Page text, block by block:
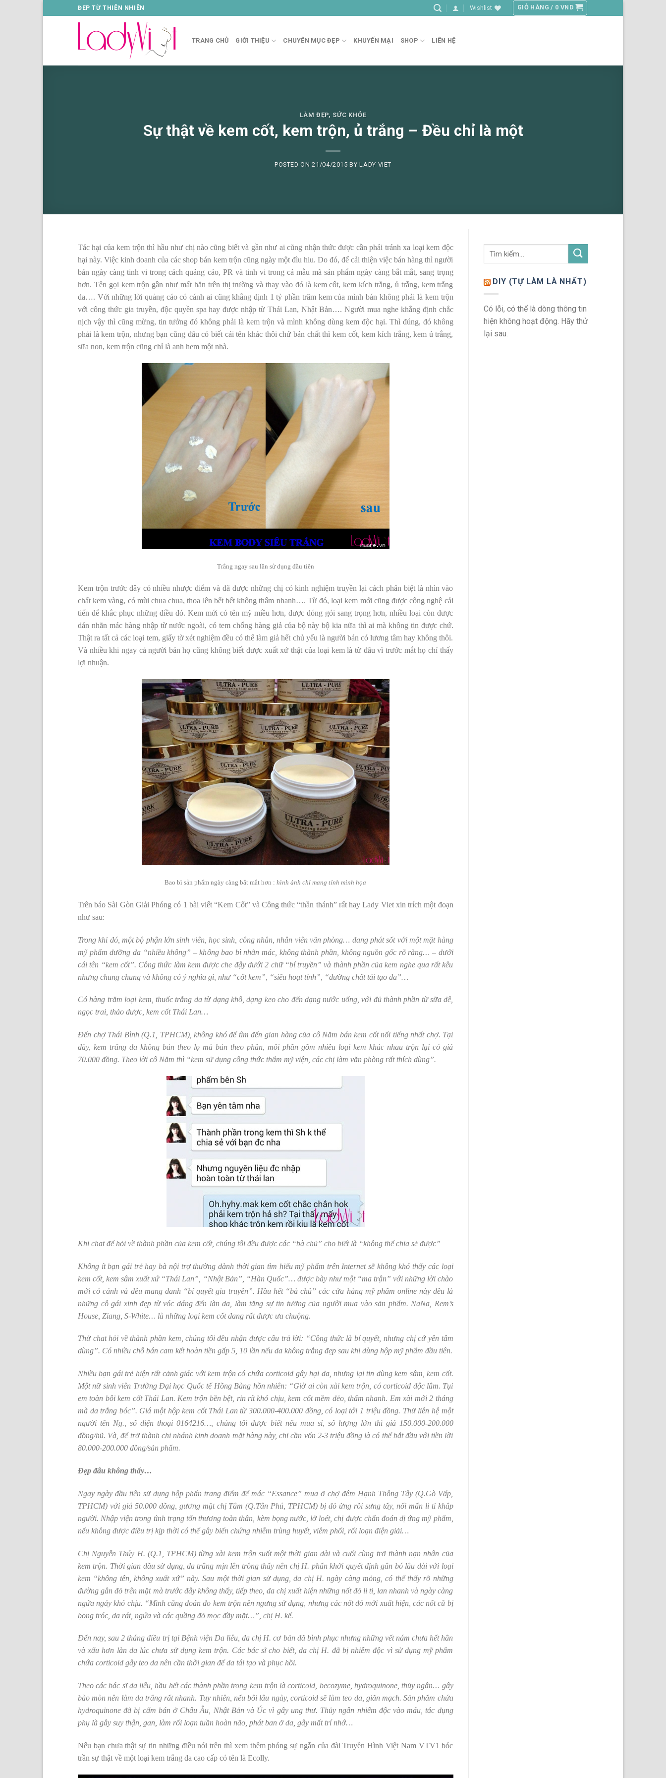
to
ĐEP TỪ THIÊN NHIÊN Wishlist GIỎ HÀNG / 0 VND
TRANG CHỦ GIỚI THIỆU CHUYÊN MỤC ĐẸP KHUYẾN MẠI SHOP LIÊN HỆ
LÀM ĐẸP, SỨC KHỎE
Sự thật về kem cốt, kem trộn, ủ trắng – Đều chỉ là một
POSTED ON21/04/2015 BYLADY VIET
Tác hại của kem trộn thì hầu như chị nào cũng biết và gần như ai cũng nhận thức được cần phải tránh xa loại kem độc
hại này. Việc kinh doanh của các shop bán kem trộn cũng ngày một đìu hiu. Do đó, để cải thiện việc bán hàng thì người
bán ngày càng tinh vi trong cách quảng cáo, PR và tinh vi trong cả mẫu mã sản phẩm ngày càng bắt mắt, sang trọng
hơn. Tên gọi kem trộn gần như mất hẳn trên thị trường và thay vào đó là kem cốt, kem kích trắng, ủ trắng, kem trắng
da…. Với những lời quảng cáo có cánh ai cũng khẳng định 1 tỷ phần trăm kem của mình bán không phải là kem trộn
với công thức gia truyền, độc quyền spa hay được nhập từ Thái Lan, Nhật Bản…. Người mua nghe khẳng định chắc
nịch vậy thì cũng mừng, tin tưởng đó không phải là kem trộn và mình không dùng kem độc hại. Thì đúng, đó không
phải là kem trộn, nhưng bạn cũng đâu có biết cái tên khác thôi chứ bản chất thì kem cốt, kem kích trắng, kem ủ trắng,
sữa non, kem trộn cũng chỉ là anh hem một nhà.
Trắng ngay sau lần sử dụng đầu tiên
Kem trộn trước đây có nhiều nhược điểm và đã được những chị có kinh nghiệm truyền lại cách phân biệt là nhìn vào
chất kem vàng, có mùi chua chua, thoa lên bết bết không thấm nhanh…. Từ đó, loại kem mới cũng được công nghệ cải
tiến để khắc phục những điều đó. Kem mới có tên mỹ miều hơn, được đóng gói sang trọng hơn, nhiều loại còn được
dán nhãn mác hàng nhập từ nước ngoài, có tem chống hàng giả của bộ này bộ kia nữa thì ai mà không tin được chứ.
Thật ra tất cả các loại tem, giấy tờ xét nghiệm đều có thể làm giả hết chủ yếu là người bán có lương tâm hay không thôi.
Và nhiều khi ngay cả người bán họ cũng không biết được xuất xứ thật của loại kem là từ đâu vì trước mắt họ chỉ thấy
lợi nhuận.
Bao bì sản phẩm ngày càng bắt mắt hơn : hình ảnh chỉ mang tính minh họa
Trên báo Sài Gòn Giải Phóng có 1 bài viết “Kem Cốt” và Công thức “thần thánh” rất hay Lady Viet xin trích một đoạn
như sau:
Trong khi đó, một bộ phận lớn sinh viên, học sinh, công nhân, nhân viên văn phòng… đang phát sốt với một mặt hàng
mỹ phẩm dưỡng da “nhiều không” – không bao bì nhãn mác, không thành phần, không nguồn gốc rõ ràng… – dưới
cái tên “kem cốt”. Công thức làm kem được che đậy dưới 2 chữ “bí truyền” và thành phần của kem nghe qua rất kêu
nhưng chung chung và không có ý nghĩa gì, như “cốt kem”, “siêu hoạt tính”, “dưỡng chất tái tạo da”…
Có hàng trăm loại kem, thuốc trắng da từ dạng khô, dạng keo cho đến dạng nước uống, với đủ thành phần từ sữa dê,
ngọc trai, thảo dược, kem cốt Thái Lan…
Đến chợ Thái Bình (Q.1, TPHCM), không khó để tìm đến gian hàng của cô Năm bán kem cốt nổi tiếng nhất chợ. Tại
đây, kem trắng da không bán theo lọ mà bán theo phần, mỗi phần gồm nhiều loại kem khác nhau trộn lại có giá
70.000 đồng. Theo lời cô Năm thì “kem sử dụng công thức thẩm mỹ viện, các chị làm văn phòng rất thích dùng”.
Khi chat để hỏi về thành phần của kem cốt, chúng tôi đều được các “bà chủ” cho biết là “không thể chia sẻ được”
Không ít bạn gái trẻ hay bà nội trợ thường dành thời gian tìm hiểu mỹ phẩm trên Internet sẽ không khó thấy các loại
kem cốt, kem sâm xuất xứ “Thái Lan”, “Nhật Bản”, “Hàn Quốc”… được bày như một “ma trận” với những lời chào
mới có cánh và đều mang danh “bí quyết gia truyền”. Hầu hết “bà chủ” các cửa hàng mỹ phẩm online này đều là
những cô gái xinh đẹp từ vóc dáng đến làn da, làm tăng sự tin tưởng của người mua vào sản phẩm. NaNa, Rem’s
House, Ziang, S-White… là những loại kem cốt đang rất được ưa chuộng.
Thử chat hỏi về thành phần kem, chúng tôi đều nhận được câu trả lời: “Công thức là bí quyết, nhưng chị cứ yên tâm
dùng”. Có nhiều chỗ bán cam kết hoàn tiền gấp 5, 10 lần nếu da không trắng đẹp sau khi dùng hộp mỹ phẩm đầu tiên.
Nhiều bạn gái trẻ hiện rất cảnh giác với kem trộn có chứa corticoid gây hại da, nhưng lại tin dùng kem sâm, kem cốt.
Một nữ sinh viên Trường Đại học Quốc tế Hồng Bàng hồn nhiên: “Giờ ai còn xài kem trộn, có corticoid độc lắm. Tụi
em toàn bôi kem cốt Thái Lan. Kem trộn bền bệt, rin rít khó chịu, kem cốt mềm dẻo, thấm nhanh. Em xài mới 2 tháng
mà da trắng bóc”. Giá một hộp kem cốt Thái Lan từ 300.000-400.000 đồng, có loại tới 1 triệu đồng. Thử liên hệ một
người tên Ng., số điện thoại 0164216…, chúng tôi được biết nếu mua sỉ, số lượng lớn thì giá 150.000-200.000
đồng/hũ. Và, để trở thành chi nhánh kinh doanh mặt hàng này, chỉ cần vốn 2-3 triệu đồng là có thể bắt đầu với tiền lời
80.000-200.000 đồng/sản phẩm.
Đẹp đâu không thấy…
Ngay ngày đầu tiên sử dụng hộp phấn trang điểm để mác “Essance” mua ở chợ đêm Hạnh Thông Tây (Q.Gò Vấp,
TPHCM) với giá 50.000 đồng, gương mặt chị Tâm (Q.Tân Phú, TPHCM) bị đỏ ửng rồi sưng tấy, nổi mẩn li ti khắp
người. Nhập viện trong tình trạng tổn thương toàn thân, kèm bọng nước, lở loét, chị được chẩn đoán dị ứng mỹ phẩm,
nếu không được điều trị kịp thời có thể gây biến chứng nhiễm trùng huyết, viêm phổi, rối loạn điện giải…
Chị Nguyễn Thúy H. (Q.1, TPHCM) từng xài kem trộn suốt một thời gian dài và cuối cùng trở thành nạn nhân của
kem trộn. Thời gian đầu sử dụng, da trắng mịn lên trông thấy nên chị H. phấn khởi quyết định gắn bó lâu dài với loại
kem “không tên, không xuất xứ” này. Sau một thời gian sử dụng, da chị H. ngày càng mỏng, có thể thấy rõ những
đường gân đỏ trên mặt mà trước đây không thấy, tiếp theo, da chị xuất hiện những nốt đỏ li ti, lan nhanh và ngày càng
ngứa ngáy khó chịu. “Mình cũng đoán do kem trộn nên ngưng sử dụng, nhưng các nốt đỏ mới xuất hiện, các nốt cũ bị
bong tróc, da rát, ngứa và các quầng đỏ mọc đầy mặt…”, chị H. kể.
Đến nay, sau 2 tháng điều trị tại Bệnh viện Da liễu, da chị H. cơ bản đã bình phục nhưng những vết nám chưa hết hẳn
và xấu hơn làn da lúc chưa sử dụng kem trộn. Các bác sĩ cho biết, da chị H. đã bị nhiễm độc vì sử dụng mỹ phẩm
chứa corticoid gây teo da nên cần thời gian để da tái tạo và phục hồi.
Theo các bác sĩ da liễu, hầu hết các thành phần trong kem trộn là corticoid, becozyme, hydroquinone, thủy ngân… gây
bào mòn nên làm da trắng rất nhanh. Tuy nhiên, nếu bôi lâu ngày, corticoid sẽ làm teo da, giãn mạch. Sản phẩm chứa
hydroquinone đã bị cấm bán ở Châu Âu, Nhật Bản và Úc vì gây ung thư. Thủy ngân nhiễm độc vào máu, tác dụng
phụ là gây suy thận, gan, làm rối loạn tuần hoàn não, phát ban ở da, gây mất trí nhớ…
Nếu bạn chưa thật sự tin những điều nói trên thì xem thêm phóng sự ngắn của đài Truyền Hình Việt Nam VTV1 bóc
trần sự thật về một loại kem trắng da cao cấp có tên là Ecolly.
DIY (TỰ LÀM LÀ NHẤT)
Có lỗi, có thể là dòng thông tin
hiện không hoạt động. Hãy thử
lại sau.